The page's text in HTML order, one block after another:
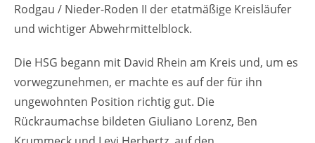
Rodgau / Nieder-Roden II der etatmäßige Kreisläufer
und wichtiger Abwehrmittelblock.
Die HSG begann mit David Rhein am Kreis und, um es
vorwegzunehmen, er machte es auf der für ihn
ungewohnten Position richtig gut. Die
Rückraumachse bildeten Giuliano Lorenz, Ben